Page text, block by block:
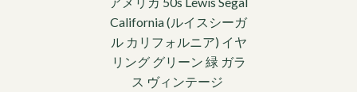
California (ルイスシーガ
ル カリフォルニア) イヤ
リング グリーン 緑 ガラ
ス ヴィンテージ